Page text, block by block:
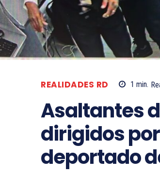
REALIDADES RD 1 min.
Asaltantes
dirigidos
deportado